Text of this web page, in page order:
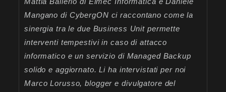
Mangano di CybergON ci raccontano come la
sinergia tra le due Business Unit permette
interventi tempestivi in caso di attacco
informatico e un servizio di Managed Backup
solido e aggiornato. Li ha intervistati per noi
Marco Lorusso, blogger e divulgatore del